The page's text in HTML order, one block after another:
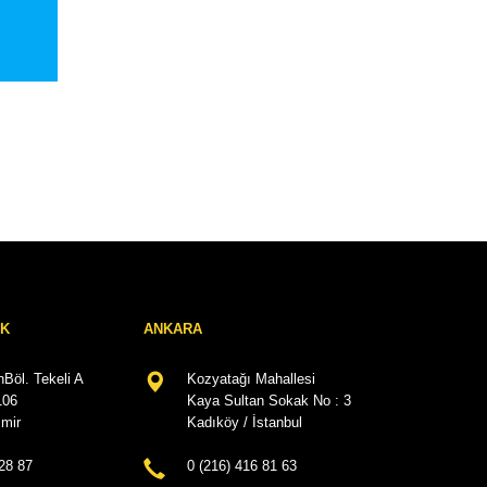
Tekeli A
87
ANKARA
Kozyatağı Mahallesi
Kaya Sultan Sokak No : 3
Kadıköy / İstanbul
0 (216) 416 81 63